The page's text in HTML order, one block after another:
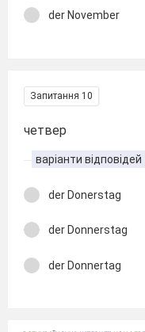
der November
Запитання 10
четвер
варіанти відповідей
der Donerstag
der Donnerstag
der Donnertag